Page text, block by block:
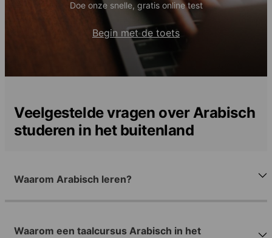
Doe onze snelle, gratis online test
Begin met de toets
Veelgestelde vragen over Arabisch
studeren in het buitenland
Waarom Arabisch leren?
Waarom een taalcursus Arabisch in het